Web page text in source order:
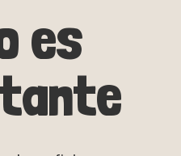
es